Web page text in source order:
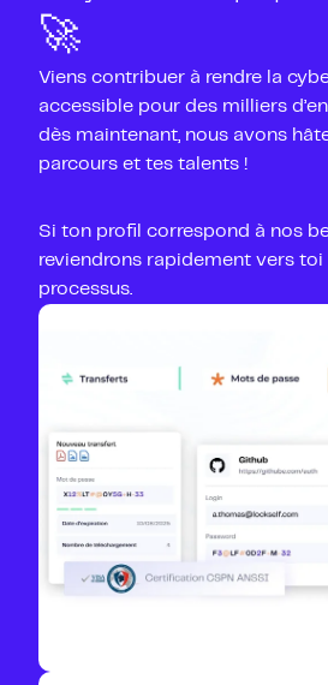
🚀
Viens contribuer à rendre la
accessible pour des milliers
dès maintenant, nous avons
parcours et tes talents !
Si ton profil correspond à nos
reviendrons rapidement vers
processus.